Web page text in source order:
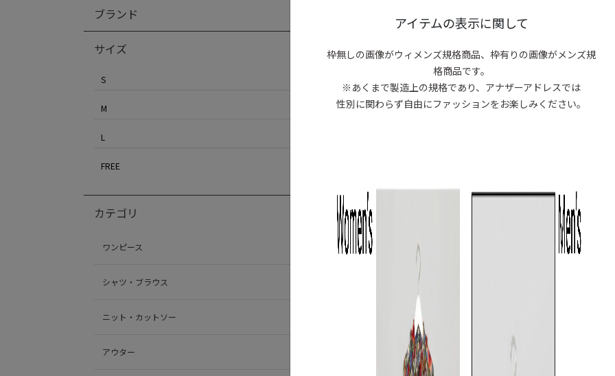
ブランド
サイズ
S
M
L
FREE
カテゴリ
ワンピース
シャツ・ブラウス
ニット・カットソー
アウター
アイテムの表示に関して
枠無しの画像がウィメンズ規格商品、 枠有りの画像がメンズ規
格商品です。
※あくまで製造上の規格であり、アナザーアドレスでは
性別に関わらず自由にファッションをお楽しみください。